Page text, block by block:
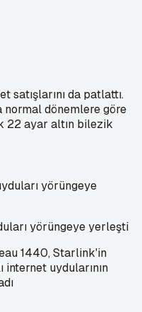
satışlarını da patlattı.
normal dönemlere göre
22 ayar altın bilezik
yörüngeye yerleşti
1440, Starlink'in
uydularının